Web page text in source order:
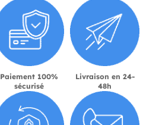
Paiement 100%
sécurisé
Livraison en 24-
48h